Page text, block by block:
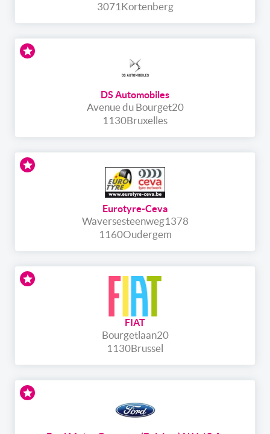
3071 Kortenberg
DS Automobiles
Avenue du Bourget20
1130Bruxelles
Eurotyre-Ceva
Waversesteenweg1378
1160Oudergem
FIAT
Bourgetlaan20
1130Brussel